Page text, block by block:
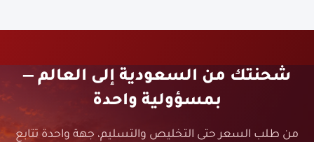
شحنتك من السعودية إلى العالم —
بمسؤولية واحدة
من طلب السعر حتى التخليص والتسليم، جهة واحدة تتابع